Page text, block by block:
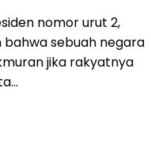
nomor urut 2,
sebuah negara
jika rakyatnya